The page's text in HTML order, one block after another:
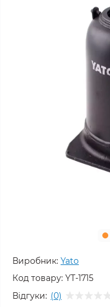
Виробник: Yato
Код товару: YT-1715
Відгуки: (0)